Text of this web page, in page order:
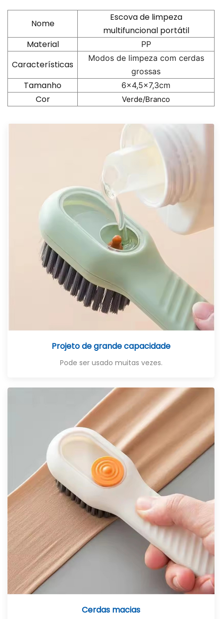
Nome
Escova de limpeza
multifuncional portátil
Material
PP
Características
Modos de limpeza com cerdas
grossas
Tamanho 6x4,5x7,3cm
Cor Verde/Branco
Projeto de grande capacidade
Pode ser usado muitas vezes.
Cerdas macias